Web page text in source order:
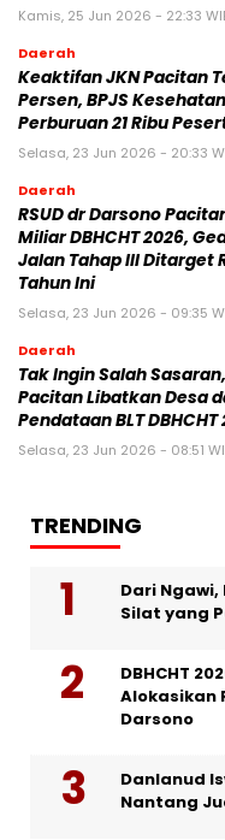
Kamis, 25 Jun 2026 - 22:33
Daerah
Keaktifan JKN Pacitan
Persen, BPJS
Perburuan 21 Ribu
Selasa, 23 Jun 2026 - 20:33
Daerah
RSUD dr Darsono
Miliar DBHCHT 2026,
Jalan Tahap III Ditarget
Tahun Ini
Selasa, 23 Jun 2026 - 09:35
Daerah
Tak Ingin Salah
Pacitan Libatkan Desa
Pendataan BLT DBHCHT
Selasa, 23 Jun 2026 - 08:51
TRENDING
Dari Ngawi,
Silat yang
DBHCHT
Alokasikan
Darsono
Danlanud
Nantang